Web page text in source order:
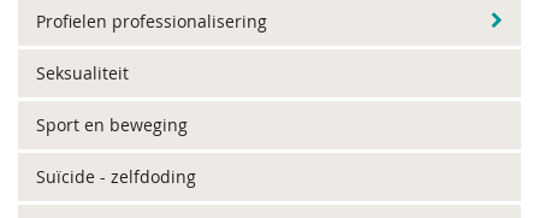
Profielen professionalisering
Seksualiteit
Sport en beweging
Suïcide - zelfdoding